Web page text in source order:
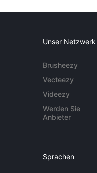
Unser Netzwerk
Brusheezy
Vecteezy
Videezy
Werden Sie
Anbieter
Sprachen